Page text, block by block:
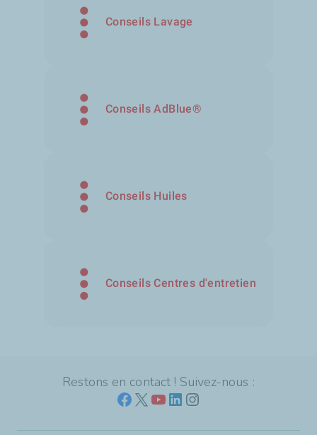
Conseils Lavage
Conseils AdBlue®
Conseils Huiles
Conseils Centres d'entretien
Restons en contact ! Suivez-nous :